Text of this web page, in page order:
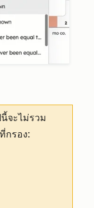
จะไม่รวม
กรอง: